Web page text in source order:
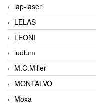
lap-laser
LELAS
LEONI
ludlum
M.C.Miller
MONTALVO
Moxa